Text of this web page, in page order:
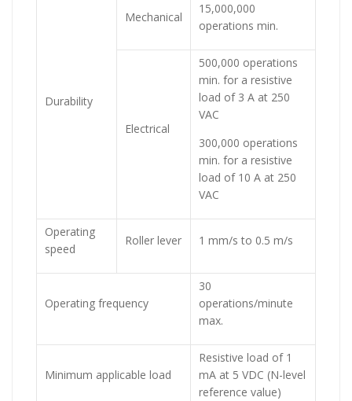
Durability
Mechanical
15,000,000
operations min.
Electrical
500,000 operations
min. for a resistive
load of 3 A at 250
VAC
300,000 operations
min. for a resistive
load of 10 A at 250
VAC
Operating
speed
Roller lever 1 mm/s to 0.5 m/s
Operating frequency
30
operations/minute
max.
Minimum applicable load
Resistive load of 1
mA at 5 VDC (N-level
reference value)